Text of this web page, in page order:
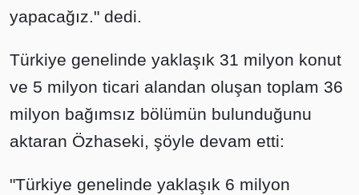
yapacağız." dedi.
Türkiye genelinde yaklaşık 31 milyon konut
ve 5 milyon ticari alandan oluşan toplam 36
milyon bağımsız bölümün bulunduğunu
aktaran Özhaseki, şöyle devam etti:
"Türkiye genelinde yaklaşık 6 milyon